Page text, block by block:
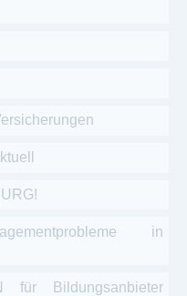
in
für Bildungsanbieter